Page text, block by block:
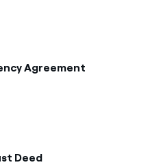
Agreement
Deed